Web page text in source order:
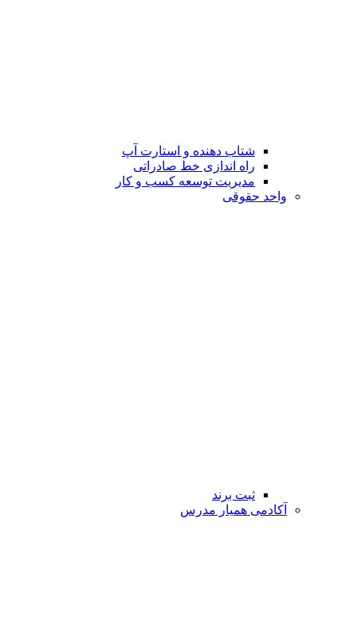
شتاب دهنده و استارت آپ
راه اندازی خط صادراتی
مدیریت توسعه کسب و کار
واحد حقوقی
ثبت برند
آکادمی همیار مدرس